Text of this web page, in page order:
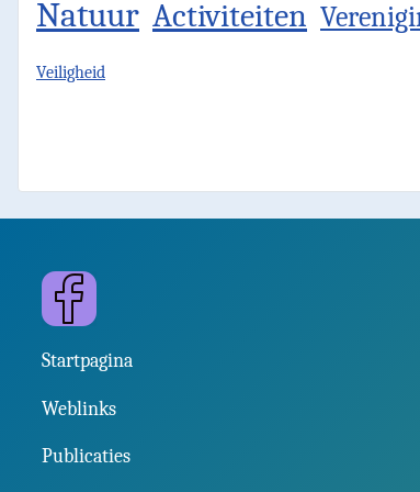
Natuur Activiteiten
Veiligheid
Facebook
Startpagina
Weblinks
Publicaties